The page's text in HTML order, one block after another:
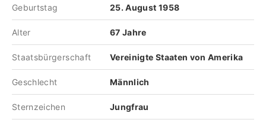
Geburtstag 25. August 1958
Alter 67 Jahre
Staatsbürgerschaft Vereinigte Staaten von Amerika
Geschlecht Männlich
Sternzeichen Jungfrau